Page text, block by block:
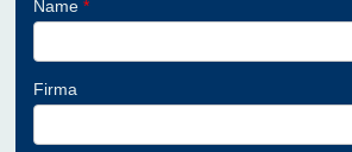
Name*
Firma